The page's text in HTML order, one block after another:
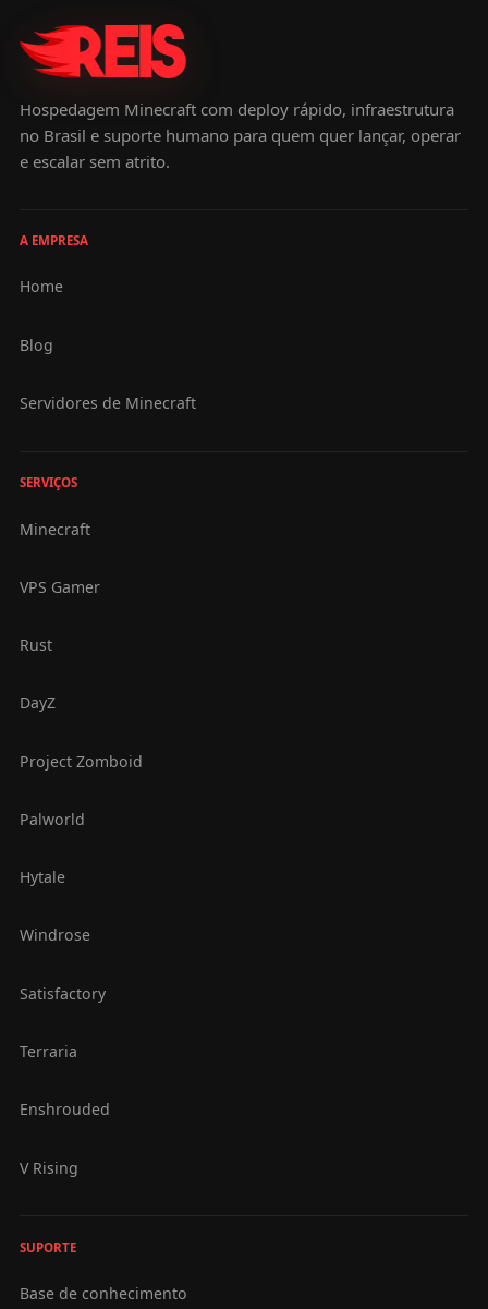
Hospedagem Minecraft com deploy rápido, infraestrutura
no Brasil e suporte humano para quem quer lançar, operar
e escalar sem atrito.
A EMPRESA
Home
Blog
Servidores de Minecraft
SERVIÇOS
Minecraft
VPS Gamer
Rust
DayZ
Project Zomboid
Palworld
Hytale
Windrose
Satisfactory
Terraria
Enshrouded
V Rising
SUPORTE
Base de conhecimento